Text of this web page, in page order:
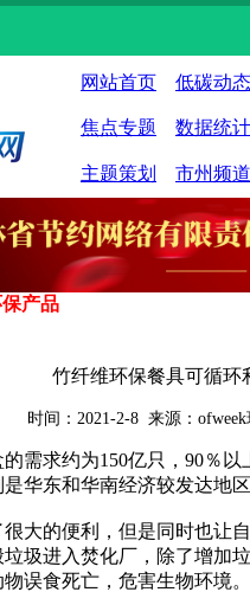
网站首页 低碳动态
焦点专题 数据统计
主题策划 市州频道
产品
竹纤维环保餐具可循环
时间：2021-2-8 来源：
求约为150亿只，90％以
华东和华南经济较发达地
大的便利，但是同时也让
圾进入焚化厂，除了增加
误食死亡，危害生物环境。